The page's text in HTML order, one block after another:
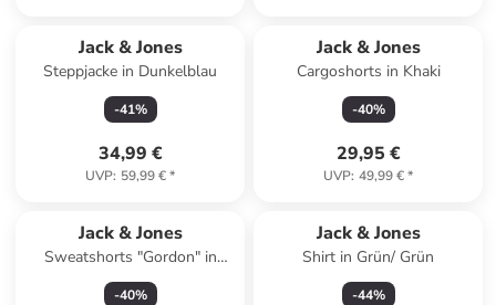
Jack & Jones
Steppjacke in Dunkelblau
-41%
34,99 €
UVP: 59,99 €*
Jack & Jones
Cargoshorts in Khaki
-40%
29,95 €
UVP: 49,99 €*
Jack & Jones
Sweatshorts "Gordon" in
Hellblau
-40%
Jack & Jones
Shirt in Grün/ Grün
-44%